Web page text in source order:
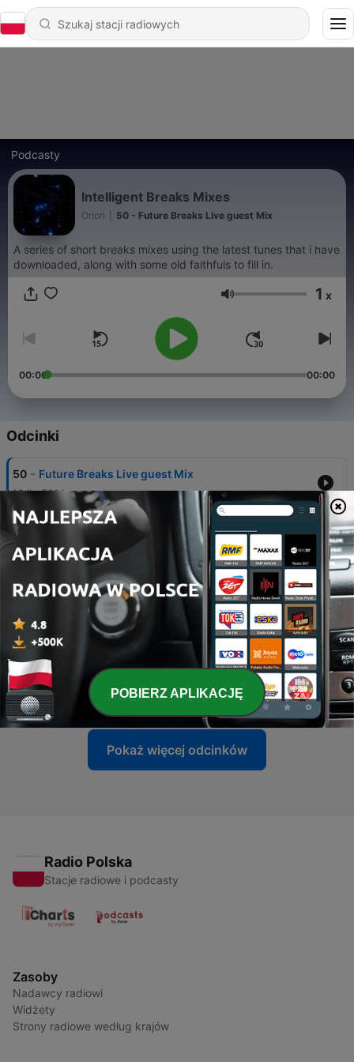
Podcasty
Intelligent Breaks Mixes
Orion 50 - Future Breaks Live guest Mix
A series of short breaks mixes using the latest tunes that i have
downloaded, along with some old faithfuls to fill in.
Głośność 1 x
00:00 00:00
Odcinki
50 - Future Breaks Live guest Mix
16 lip 2014
49 - Spin me around Mix
One Simple Request Mix
03 mar 2014
47 - Still Hot Mix
14 lut 2014
46 - Levitate Mix
31 sty 2014
Pokaż więcej odcinków
Radio Polska
Stacje radiowe i podcasty
Zasoby
Nadawcy radiowi
Widżety
Strony radiowe według krajów
POBIERZ APLIKACJĘ